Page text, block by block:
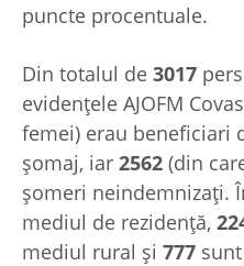
puncte procentuale.
Din totalul de 3017
evidențele AJOFM
femei) erau beneficiari
şomaj, iar 2562 (din
șomeri neindemnizați.
mediul de rezidență,
mediul rural și 777